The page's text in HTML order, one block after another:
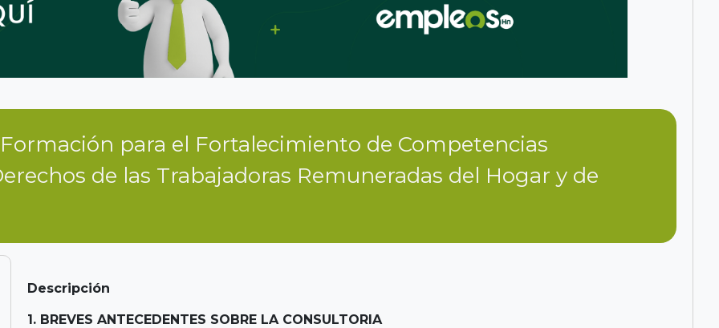
para el Fortalecimiento de Competencias
de las Trabajadoras Remuneradas del Hogar y de
Descripción
1. BREVES ANTECEDENTES SOBRE LA CONSULTORIA